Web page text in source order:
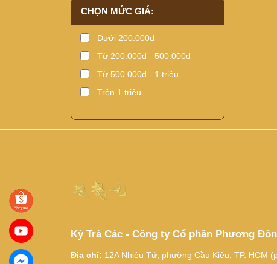
CHỌN MỨC GIÁ:
Dưới 200.000đ
Từ 200.000đ - 500.000đ
Từ 500.000đ - 1 triệu
Trên 1 triệu
Kỳ Trà Các - Công ty Cổ phần Phương
Địa chỉ: 12A Nhiêu Tứ, phường Cầu Kiệu, TP. HCM